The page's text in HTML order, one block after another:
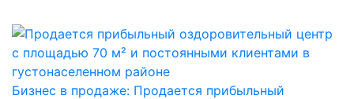
Бизнес в продаже: Продается прибыльный